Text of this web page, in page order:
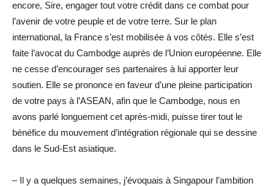
encore, Sire, engager tout votre crédit dans ce combat pour
l’avenir de votre peuple et de votre terre. Sur le plan
international, la France s’est mobilisée à vos côtés. Elle s’est
faite l’avocat du Cambodge auprès de l’Union européenne. Elle
ne cesse d’encourager ses partenaires à lui apporter leur
soutien. Elle se prononce en faveur d’une pleine participation
de votre pays à l’ASEAN, afin que le Cambodge, nous en
avons parlé longuement cet après-midi, puisse tirer tout le
bénéfice du mouvement d’intégration régionale qui se dessine
dans le Sud-Est asiatique.
– Il y a quelques semaines, j’évoquais à Singapour l’ambition